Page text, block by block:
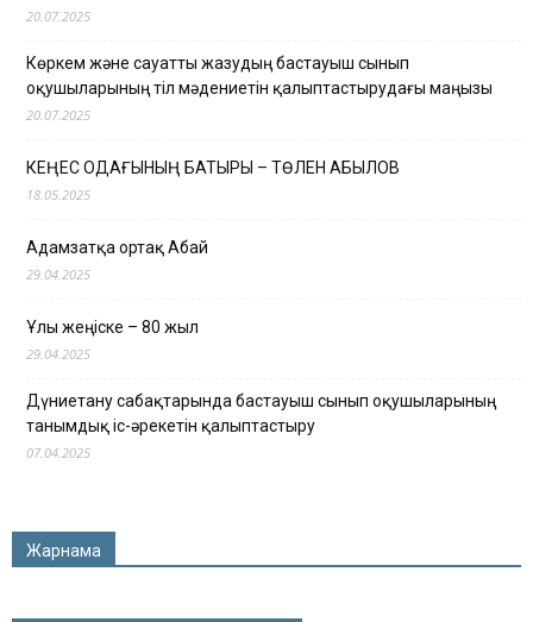
20.07.2025
Көркем және сауатты жазудың бастауыш сынып
оқушыларының тіл мәдениетін қалыптастырудағы маңызы
20.07.2025
КЕҢЕС ОДАҒЫНЫҢ БАТЫРЫ – ТӨЛЕН ҚАБЫЛОВ
18.05.2025
Адамзатқа ортақ Абай
29.04.2025
Ұлы жеңіске – 80 жыл
29.04.2025
Дүниетану сабақтарында бастауыш сынып оқушыларының
танымдық іс-әрекетін қалыптастыру
07.04.2025
Жарнама